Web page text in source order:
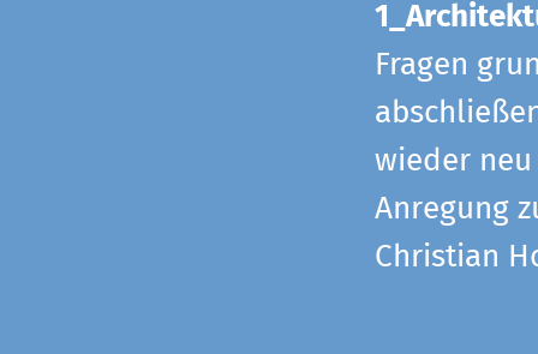
Fragen
wieder
Anregung
Christian